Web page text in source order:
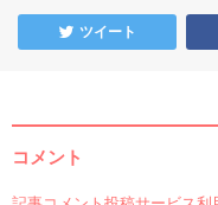
ツイート
コメント